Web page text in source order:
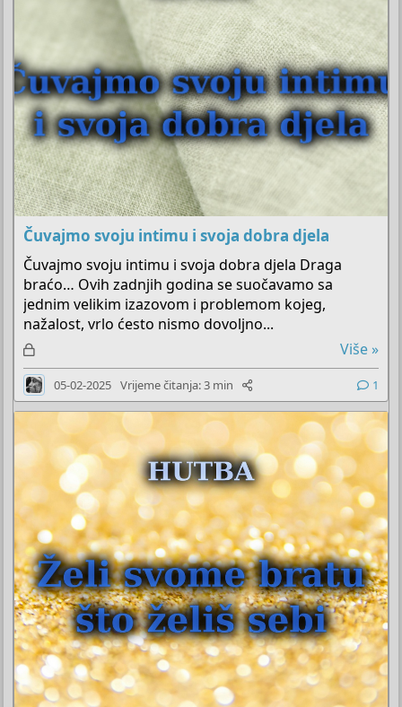
Čuvajmo svoju intimu i svoja dobra djela
Čuvajmo svoju intimu i svoja dobra djela Draga
braćo… Ovih zadnjih godina se suočavamo sa
jednim velikim izazovom i problemom kojeg,
nažalost, vrlo ćesto nismo dovoljno...
Z
a
k
l
u
č
a
n
o
Više »
05-02-2025 Vrijeme čitanja: 3 min 1